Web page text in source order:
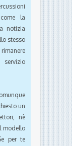
la
notizia
stesso
un
nè
modello
per te